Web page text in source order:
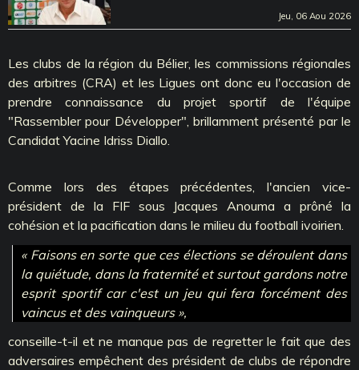
Jeu, 06 Aou 2026
Les clubs de la région du Bélier, les commissions régionales
des arbitres (CRA) et les Ligues ont donc eu l'occasion de
prendre connaissance du projet sportif de l'équipe
"Rassembler pour Développer", brillamment présenté par le
Candidat Yacine Idriss Diallo.
Comme lors des étapes précédentes, l'ancien vice-
président de la FIF sous Jacques Anouma a prôné la
cohésion et la pacification dans le milieu du football ivoirien.
« Faisons en sorte que ces élections se déroulent dans
la quiétude, dans la fraternité et surtout gardons notre
esprit sportif car c'est un jeu qui fera forcément des
vaincus et des vainqueurs »,
conseille-t-il et ne manque pas de regretter le fait que des
adversaires empêchent des président de clubs de répondre